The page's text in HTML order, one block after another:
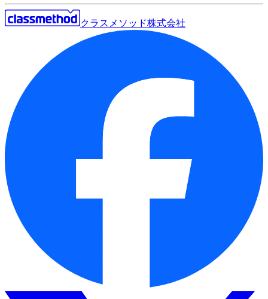
クラスメソッド株式会社